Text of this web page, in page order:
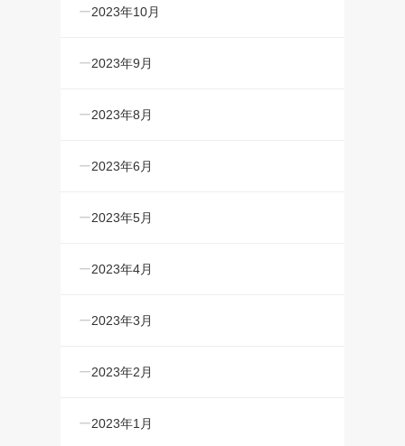
2023年10月
2023年9月
2023年8月
2023年6月
2023年5月
2023年4月
2023年3月
2023年2月
2023年1月